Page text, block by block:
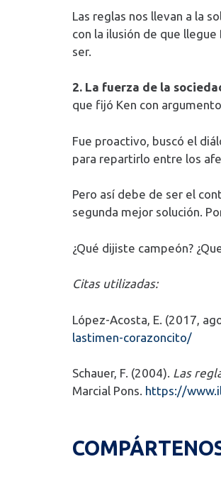
Las reglas nos llevan a la
con la ilusión de que
ser.
2. La fuerza de la
que fijó Ken con
Fue proactivo, buscó el
para repartirlo entre los
Pero así debe de ser el
segunda mejor solución.
¿Qué dijiste campeón?
Citas utilizadas:
López-Acosta, E. (2017,
lastimen-corazoncito/
Schauer, F. (2004). Las
Marcial Pons. https://